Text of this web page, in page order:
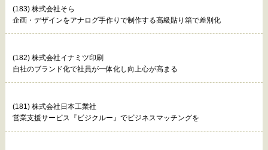
(183) 株式会社そら
企画・デザインをアナログ手作りで制作する高級貼り箱で差別化
(182) 株式会社イナミツ印刷
自社のブランド化で社員が一体化し向上心が高まる
(181) 株式会社日本工業社
営業支援サービス『ビジクルー』でビジネスマッチングを